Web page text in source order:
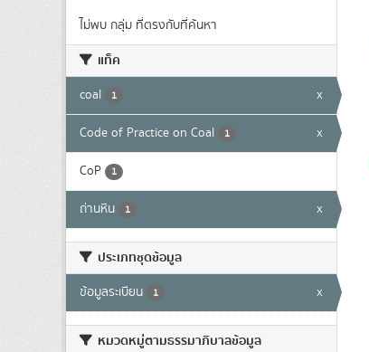
ไม่พบ กลุ่ม ที่ตรงกับที่ค้นหา
แท็ค
coal 1 x
Code of Practice on Coal 1 x
CoP 1
ถ่านหิน 1 x
ประเภทชุดข้อมูล
ข้อมูลระเบียน 1 x
หมวดหมู่ตามธรรมาภิบาลข้อมูล